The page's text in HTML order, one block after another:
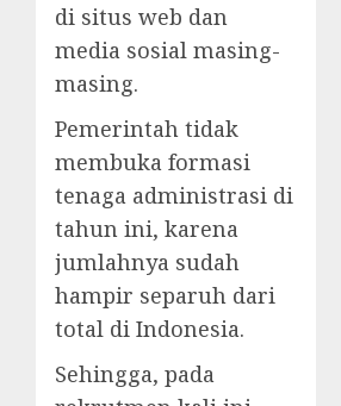
di situs web dan
media sosial masing-
masing.
Pemerintah tidak
membuka formasi
tenaga administrasi di
tahun ini, karena
jumlahnya sudah
hampir separuh dari
total di Indonesia.
Sehingga, pada